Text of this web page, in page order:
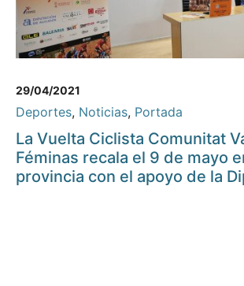
29/04/2021
Deportes, Noticias, Portada
La Vuelta Ciclista Comunitat
Féminas recala el 9 de mayo
provincia con el apoyo de la